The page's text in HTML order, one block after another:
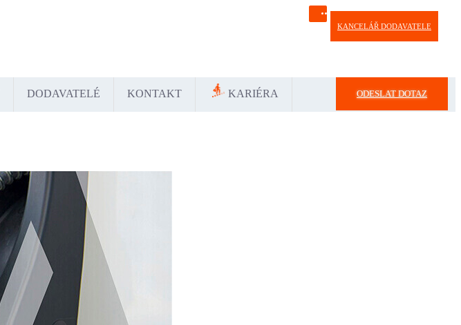
KANCELÁŘ DODAVATELE
DODAVATELÉ KONTAKT KARIÉRA ODESLAT DOTAZ